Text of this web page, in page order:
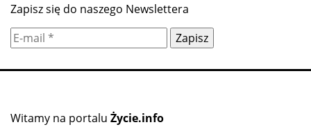
Zapisz się do naszego Newslettera
Witamy na portalu Życie.info